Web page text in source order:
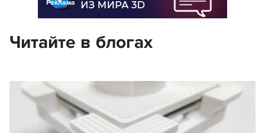
Реклама
Читайте в блогах